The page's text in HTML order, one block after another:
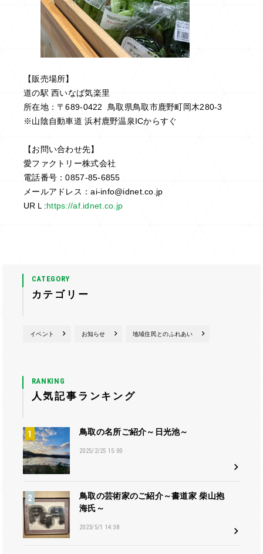
【販売場所】
道の駅 西いなば気楽里
所在地：〒689-0422 鳥取県鳥取市鹿野町岡木280-3
※山陰自動車道 浜村鹿野温泉ICからすぐ
【お問い合わせ先】
愛ファクトリー株式会社
電話番号：0857-85-6855
メールアドレス：ai-info@idnet.co.jp
URＬ:https://af.idnet.co.jp
CATEGORY
カテゴリー
イベント お知らせ 地域住民とのふれあい
RANKING
人気記事ランキング
鳥取の名所ご紹介～日光池～
2025/2/25 15:00
鳥取の芸術家のご紹介～書道家 柴山抱
海氏～
2023/5/1 14:38